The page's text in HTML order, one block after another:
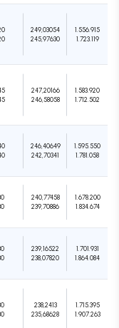
249,03054
245,97630
1.556.915
1.723.119
247,20166
246,58058
1.583.920
1.712.502
246,40649
242,70341
1.595.550
1.781.058
240,77458
239,70886
1.678.200
1.834.674
239,16522
238,07820
1.701.931
1.864.084
238,2413
235,68628
1.715.395
1.907.263